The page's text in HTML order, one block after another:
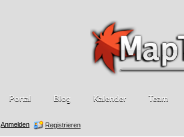
Anmelden Registrieren
Portal Blog Kalender Team